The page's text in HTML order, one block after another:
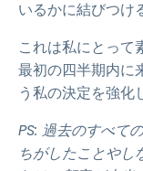
いるかに結びつけ
これは私にとって
最初の四半期内
う私の決定を強化
PS: 過去のすべて
ちがしたことやし